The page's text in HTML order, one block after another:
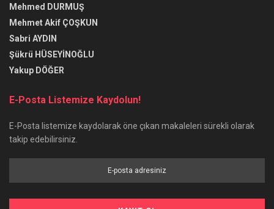
Mehmed DURMUŞ
Mehmet Akif ÇOŞKUN
Sabri AYDIN
Şükrü HÜSEYİNOĞLU
Yakup DÖĞER
E-Posta Listemize Kaydolun!
E-Posta listemize kaydolarak öne çıkan makaleleri sürekli olarak
takip edebilirsiniz.